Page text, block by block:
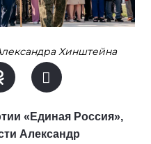
Хинштейна
«Единая Россия»,
Александр